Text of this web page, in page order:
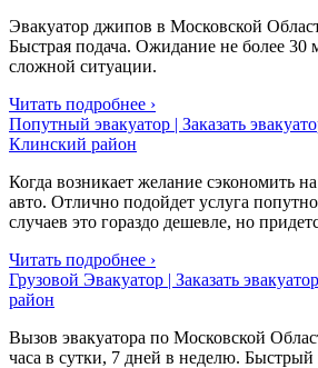
Эвакуатор джипов в Московской
Быстрая подача. Ожидание не более
сложной ситуации.
Читать подробнее ›
Попутный эвакуатор | Заказать
Клинский район
Когда возникает желание сэкономить
авто. Отлично подойдет услуга
случаев это гораздо дешевле, но
Читать подробнее ›
Грузовой Эвакуатор | Заказать
район
Вызов эвакуатора по Московской
часа в сутки, 7 дней в неделю.